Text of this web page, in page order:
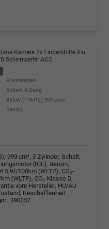
Kamera 2x Einparkhilfe Alu
Scheinwerfer ACC
Frontantrieb
Schalt. 6-Gang
85 kW (116 PS) 999 ccm
Benzin
999 cm³, 3 Zylinder, Schalt.
(ICE), Benzin,
l/100km (WLTP), CO₂-
(WLTP), CO₂-Klasse D,
vom Hersteller, HU/AU
Beschaffenheit:
390257